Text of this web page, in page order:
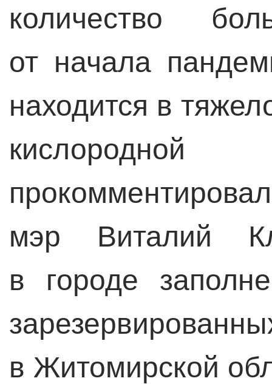
количество
от начала
находится в
мэр Виталий
в городе
в Житомирской